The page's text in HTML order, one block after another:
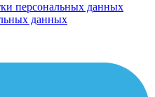
персональных данных
данных